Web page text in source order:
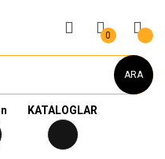
ARA
KATALOGLAR
0